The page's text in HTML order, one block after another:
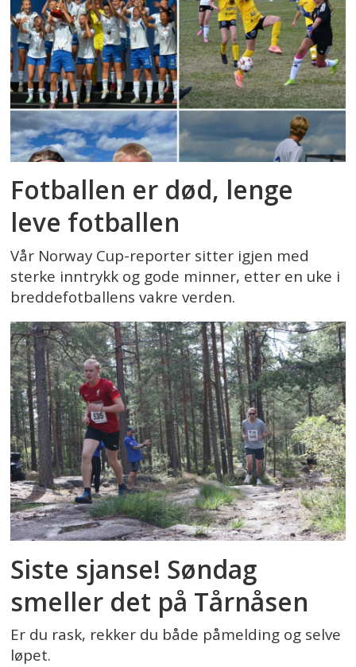
Fotballen er død, lenge
leve fotballen
Vår Norway Cup-reporter sitter igjen med
sterke inntrykk og gode minner, etter en uke i
breddefotballens vakre verden.
Siste sjanse! Søndag
smeller det på Tårnåsen
Er du rask, rekker du både påmelding og selve
løpet.